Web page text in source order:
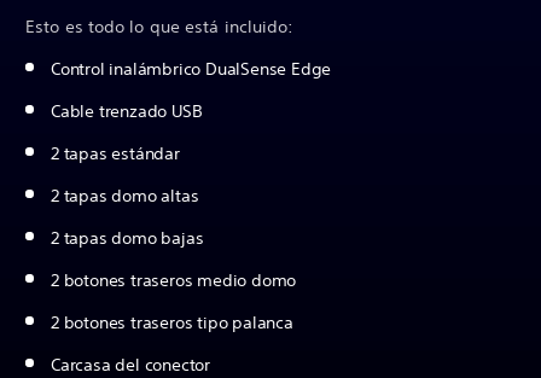
Esto es todo lo que está incluido:
Control inalámbrico DualSense Edge
Cable trenzado USB
2 tapas estándar
2 tapas domo altas
2 tapas domo bajas
2 botones traseros medio domo
2 botones traseros tipo palanca
Carcasa del conector